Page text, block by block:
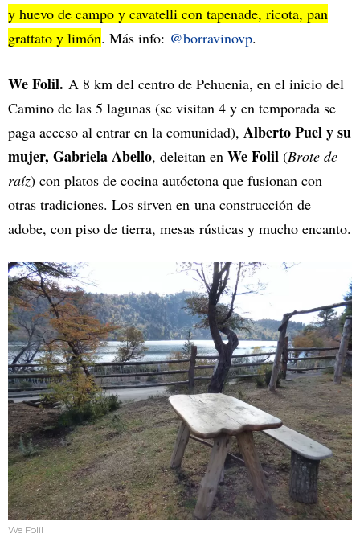
y huevo de campo y cavatelli con tapenade, ricota, pan
grattato y limón. Más info: @borravinovp.
We Folil. A 8 km del centro de Pehuenia, en el inicio del
Camino de las 5 lagunas (se visitan 4 y en temporada se
paga acceso al entrar en la comunidad), Alberto Puel y su
mujer, Gabriela Abello, deleitan en We Folil (Brote de
raíz) con platos de cocina autóctona que fusionan con
otras tradiciones. Los sirven en una construcción de
adobe, con piso de tierra, mesas rústicas y mucho encanto.
We Folil